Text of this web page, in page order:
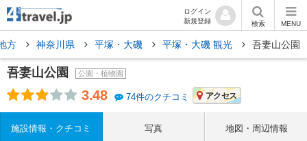
ログイン
新規登録
検索 MENU
方 神奈川県 平塚・大磯 平塚・大磯 観光 吾妻山公園
吾妻山公園 公園・植物園
3.48 74件のクチコミ アクセス
施設情報・クチコミ 写真 地図・周辺情報